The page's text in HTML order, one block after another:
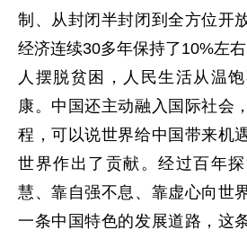
制、从封闭半封闭到全方位开
经济连续30多年保持了10%左
人摆脱贫困，人民生活从温
康。中国还主动融入国际社会
程，可以说世界给中国带来机
世界作出了贡献。经过百年
慧、靠自强不息、靠虚心向世
一条中国特色的发展道路，这